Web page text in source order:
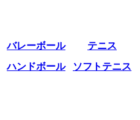
バレーボール
テニス
ハンドボール ソフトテニス